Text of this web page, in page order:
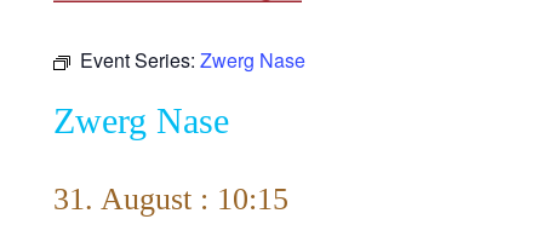
Event Series: Zwerg Nase
Zwerg Nase
31. August : 10:15